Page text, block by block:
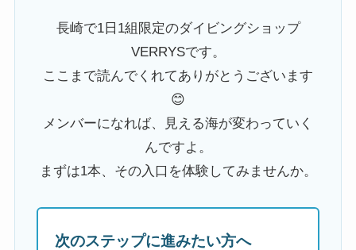
長崎で1日1組限定のダイビングショップ
VERRYSです。
ここまで読んでくれてありがとうございます
😊
メンバーになれば、見える海が変わっていく
んですよ。
まずは1本、その入口を体験してみませんか。
次のステップに進みたい方へ